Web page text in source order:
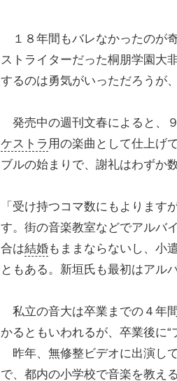
１８年間もバレなかったのが
ストライターだった桐朋学園大
するのは勇気がいっただろうが
発売中の週刊文春によると、
ケストラ 用の楽曲として仕上げ
ブルの始まりで、謝礼はわずか
「受け持つコマ数にもよりま
す。街の音楽教室などでアルバ
合は結婚もままならないし、小
ともある。新垣氏も最初はアル
私立の音大は卒業までの４年
かるともいわれるが、卒業後に“
昨年、無修整ビデオに出演し
で、都内の小学校で音楽を教え